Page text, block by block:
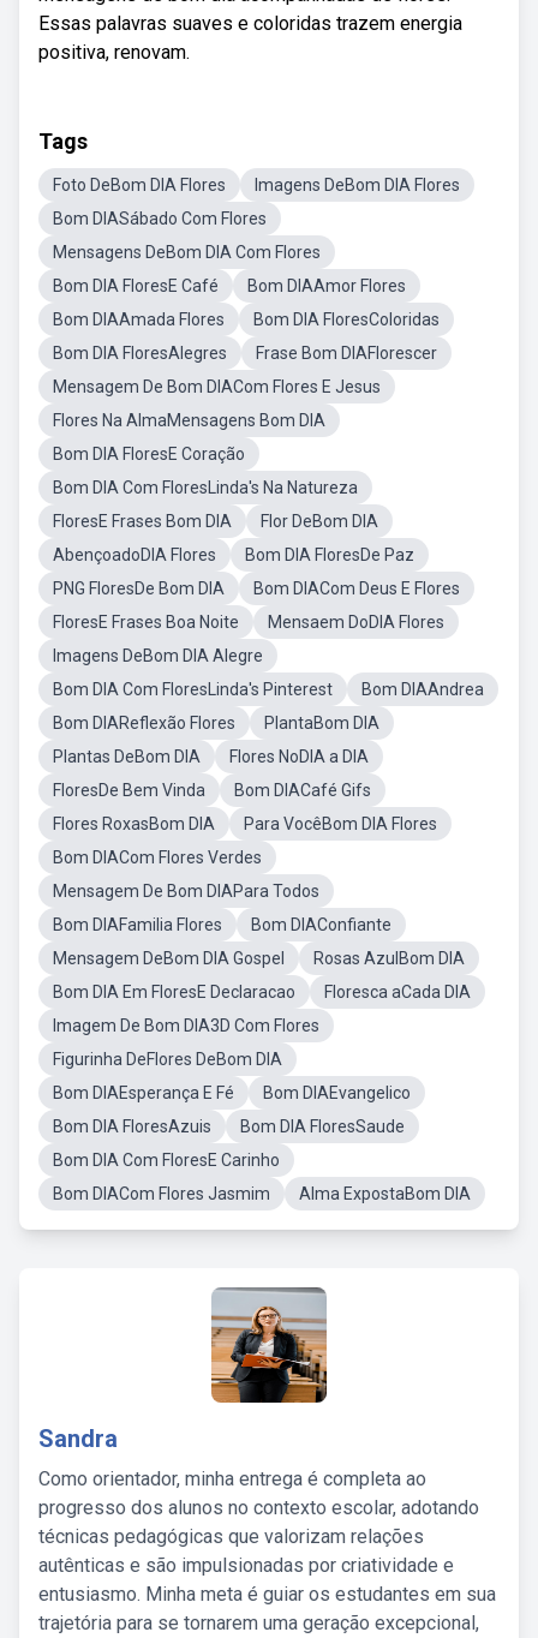
Essas palavras suaves e coloridas trazem energia
positiva, renovam.
Tags
Foto DeBom DIA Flores
Imagens DeBom DIA Flores
Bom DIASábado Com Flores
Mensagens DeBom DIA Com Flores
Bom DIA FloresE Café
Bom DIAAmor Flores
Bom DIAAmada Flores
Bom DIA FloresColoridas
Bom DIA FloresAlegres
Frase Bom DIAFlorescer
Mensagem De Bom DIACom Flores E Jesus
Flores Na AlmaMensagens Bom DIA
Bom DIA FloresE Coração
Bom DIA Com FloresLinda's Na Natureza
FloresE Frases Bom DIA
Flor DeBom DIA
AbençoadoDIA Flores
Bom DIA FloresDe Paz
PNG FloresDe Bom DIA
Bom DIACom Deus E Flores
FloresE Frases Boa Noite
Mensaem DoDIA Flores
Imagens DeBom DIA Alegre
Bom DIA Com FloresLinda's Pinterest
Bom DIAAndrea
Bom DIAReflexão Flores
PlantaBom DIA
Plantas DeBom DIA
Flores NoDIA a DIA
FloresDe Bem Vinda
Bom DIACafé Gifs
Flores RoxasBom DIA
Para VocêBom DIA Flores
Bom DIACom Flores Verdes
Mensagem De Bom DIAPara Todos
Bom DIAFamilia Flores
Bom DIAConfiante
Mensagem DeBom DIA Gospel
Rosas AzulBom DIA
Bom DIA Em FloresE Declaracao
Floresca aCada DIA
Imagem De Bom DIA3D Com Flores
Figurinha DeFlores DeBom DIA
Bom DIAEsperança E Fé
Bom DIAEvangelico
Bom DIA FloresAzuis
Bom DIA FloresSaude
Bom DIA Com FloresE Carinho
Bom DIACom Flores Jasmim
Alma ExpostaBom DIA
Sandra
Como orientador, minha entrega é completa ao
progresso dos alunos no contexto escolar, adotando
técnicas pedagógicas que valorizam relações
autênticas e são impulsionadas por criatividade e
entusiasmo. Minha meta é guiar os estudantes em sua
trajetória para se tornarem uma geração excepcional,